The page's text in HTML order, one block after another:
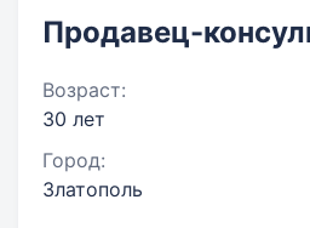
Продавец-
Возраст:
30 лет
Город:
Златополь